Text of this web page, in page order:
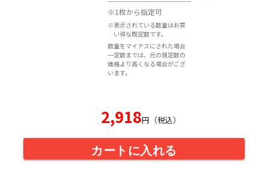
※1枚から指定可
※表示されている数量はお買
い得な既定数です。
数量をマイナスにされた場合
一定数までは、元の規定数の
価格より高くなる場合がござ
います。
2,918円（税込）
カートに入れる